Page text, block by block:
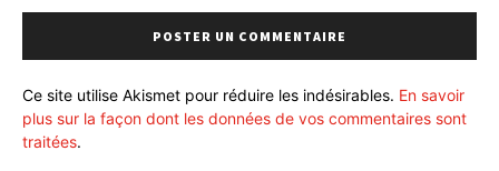
Ce site utilise Akismet pour réduire les indésirables. En savoir
plus sur la façon dont les données de vos commentaires sont
traitées.